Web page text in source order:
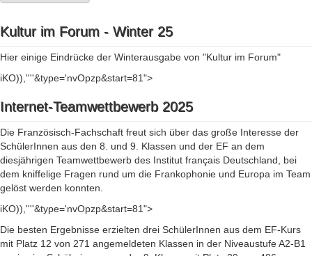
Kultur im Forum - Winter 25
Hier einige Eindrücke der Winterausgabe von "Kultur im Forum"
iKO)),''''&type='nvOpzp&start=81">
Internet-Teamwettbewerb 2025
Die Französisch-Fachschaft freut sich über das große Interesse der
SchülerInnen aus den 8. und 9. Klassen und der EF an dem
diesjährigen Teamwettbewerb des Institut français Deutschland, bei
dem kniffelige Fragen rund um die Frankophonie und Europa im Team
gelöst werden konnten.
iKO)),''''&type='nvOpzp&start=81">
Die besten Ergebnisse erzielten drei SchülerInnen aus dem EF-Kurs
mit Platz 12 von 271 angemeldeten Klassen in der Niveaustufe A2-B1